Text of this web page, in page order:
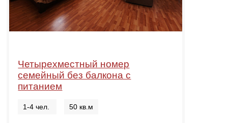
Четырехместный номер
семейный без балкона с
питанием
1-4 чел. 50 кв.м